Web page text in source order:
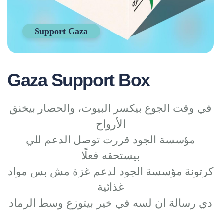
Support Gaza
Gaza Support Box
في وقت الجوع بيكسر البيوت، والحصار بيخنق
الأرواح
مؤسسة الجود قررت توصل الدعم للي
بيستحقه فعلًا
كرتونة مؤسسة الجود لدعم غزة مش بس مواد
غذائية
دي رسالة ان لسه في خير بيتوزع وسط الرماد